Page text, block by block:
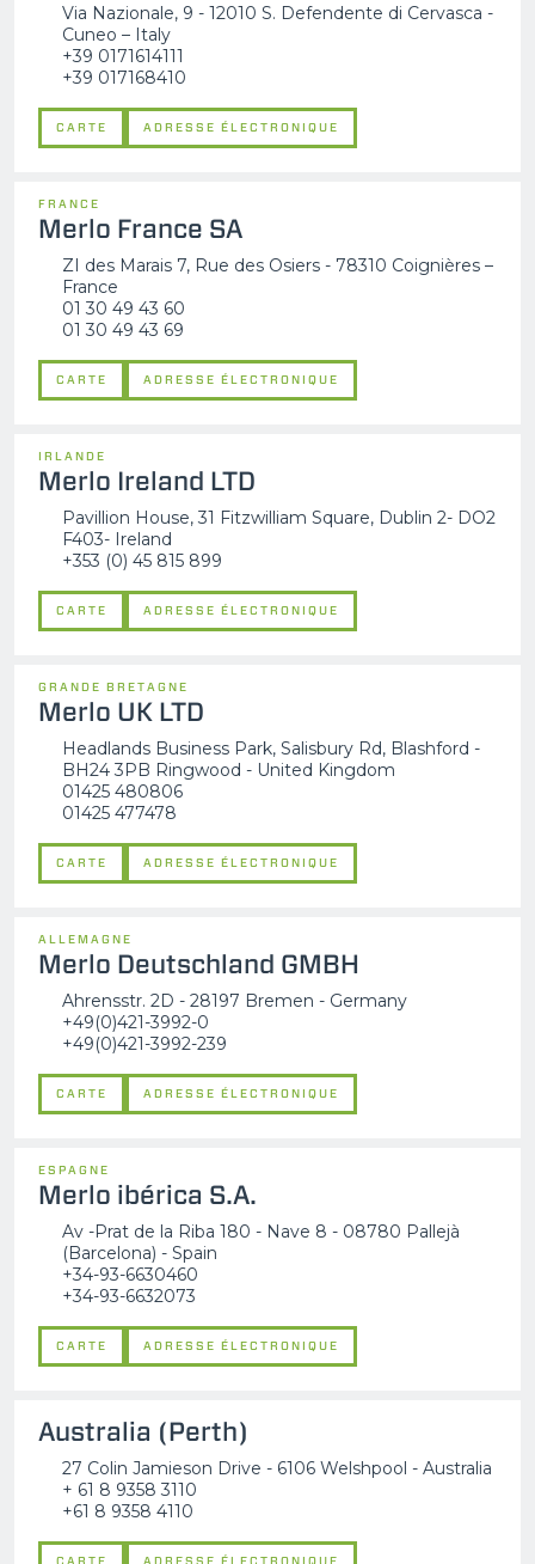
Via Nazionale, 9 - 12010 S. Defendente di Cervasca -
Cuneo – Italy
+39 0171614111
+39 017168410
CARTE ADRESSE ÉLECTRONIQUE
FRANCE
Merlo France SA
ZI des Marais 7, Rue des Osiers - 78310 Coignières –
France
01 30 49 43 60
01 30 49 43 69
CARTE ADRESSE ÉLECTRONIQUE
IRLANDE
Merlo Ireland LTD
Pavillion House, 31 Fitzwilliam Square, Dublin 2- DO2
F403- Ireland
+353 (0) 45 815 899
CARTE ADRESSE ÉLECTRONIQUE
GRANDE BRETAGNE
Merlo UK LTD
Headlands Business Park, Salisbury Rd, Blashford -
BH24 3PB Ringwood - United Kingdom
01425 480806
01425 477478
CARTE ADRESSE ÉLECTRONIQUE
ALLEMAGNE
Merlo Deutschland GMBH
Ahrensstr. 2D - 28197 Bremen - Germany
+49(0)421-3992-0
+49(0)421-3992-239
CARTE ADRESSE ÉLECTRONIQUE
ESPAGNE
Merlo ibérica S.A.
Av -Prat de la Riba 180 - Nave 8 - 08780 Pallejà
(Barcelona) - Spain
+34-93-6630460
+34-93-6632073
CARTE ADRESSE ÉLECTRONIQUE
Australia (Perth)
27 Colin Jamieson Drive - 6106 Welshpool - Australia
+ 61 8 9358 3110
+61 8 9358 4110
CARTE ADRESSE ÉLECTRONIQUE